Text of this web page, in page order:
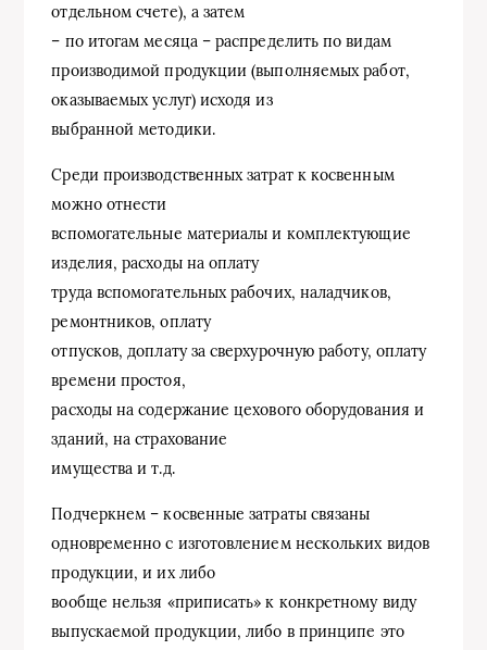
отдельном счете), а затем
– по итогам месяца – распределить по видам
производимой продукции (выполняемых работ,
оказываемых услуг) исходя из
выбранной методики.
Среди производственных затрат к косвенным
можно отнести
вспомогательные материалы и комплектующие
изделия, расходы на оплату
труда вспомогательных рабочих, наладчиков,
ремонтников, оплату
отпусков, доплату за сверхурочную работу, оплату
времени простоя,
расходы на содержание цехового оборудования и
зданий, на страхование
имущества и т.д.
Подчеркнем – косвенные затраты связаны
одновременно с изготовлением нескольких видов
продукции, и их либо
вообще нельзя «приписать» к конкретному виду
выпускаемой продукции, либо в принципе это